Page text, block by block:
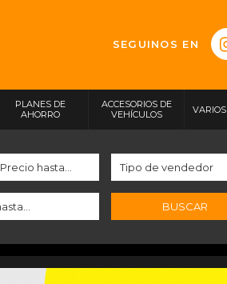
SEGUINOS EN
PLANES DE
AHORRO
ACCESORIOS DE
VEHÍCULOS
VARIOS
BUSCAR